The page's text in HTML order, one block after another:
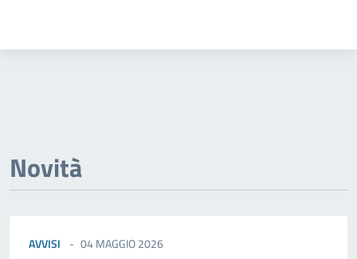
Novità
AVVISI 04 MAGGIO 2026